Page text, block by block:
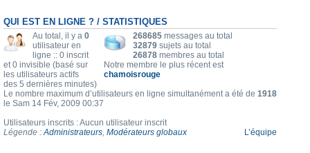
QUI EST EN LIGNE ? / STATISTIQUES
268685 messages au total
32879 sujets au total
26878 membres au total
Notre membre le plus récent est
chamoisrouge
Au total, il y a 0
utilisateur en
ligne :: 0 inscrit
et 0 invisible (basé sur
les utilisateurs actifs
des 5 dernières minutes)
Le nombre maximum d’utilisateurs en ligne simultanément a été de 1918
le Sam 14 Fév, 2009 00:37
Utilisateurs inscrits : Aucun utilisateur inscrit
Légende :Administrateurs, Modérateurs globaux L’équipe